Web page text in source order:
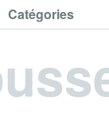
Catégories